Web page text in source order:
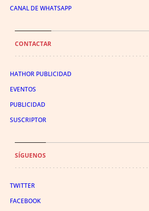
CANAL DE WHATSAPP
CONTACTAR
HATHOR PUBLICIDAD
EVENTOS
PUBLICIDAD
SUSCRIPTOR
SÍGUENOS
TWITTER
FACEBOOK